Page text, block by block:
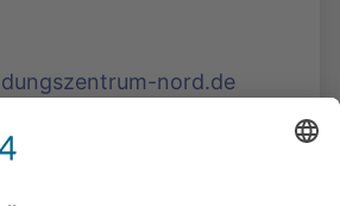
nord.de